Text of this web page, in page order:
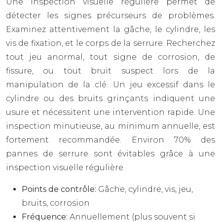
détecter les signes précurseurs de problèmes.
Examinez attentivement la gâche, le cylindre, les
vis de fixation, et le corps de la serrure. Recherchez
tout jeu anormal, tout signe de corrosion, de
fissure, ou tout bruit suspect lors de la
manipulation de la clé. Un jeu excessif dans le
cylindre ou des bruits grinçants indiquent une
usure et nécessitent une intervention rapide. Une
inspection minutieuse, au minimum annuelle, est
fortement recommandée. Environ 70% des
pannes de serrure sont évitables grâce à une
inspection visuelle régulière.
Points de contrôle: Gâche, cylindre, vis, jeu,
bruits, corrosion
Fréquence: Annuellement (plus souvent si